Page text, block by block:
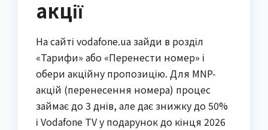
акції
На сайті vodafone.ua зайди в розділ
«Тарифи» або «Перенести номер» і
обери акційну пропозицію. Для MNP-
акцій (перенесення номера) процес
займає до 3 днів, але дає знижку до 50%
і Vodafone TV у подарунок до кінця 2026